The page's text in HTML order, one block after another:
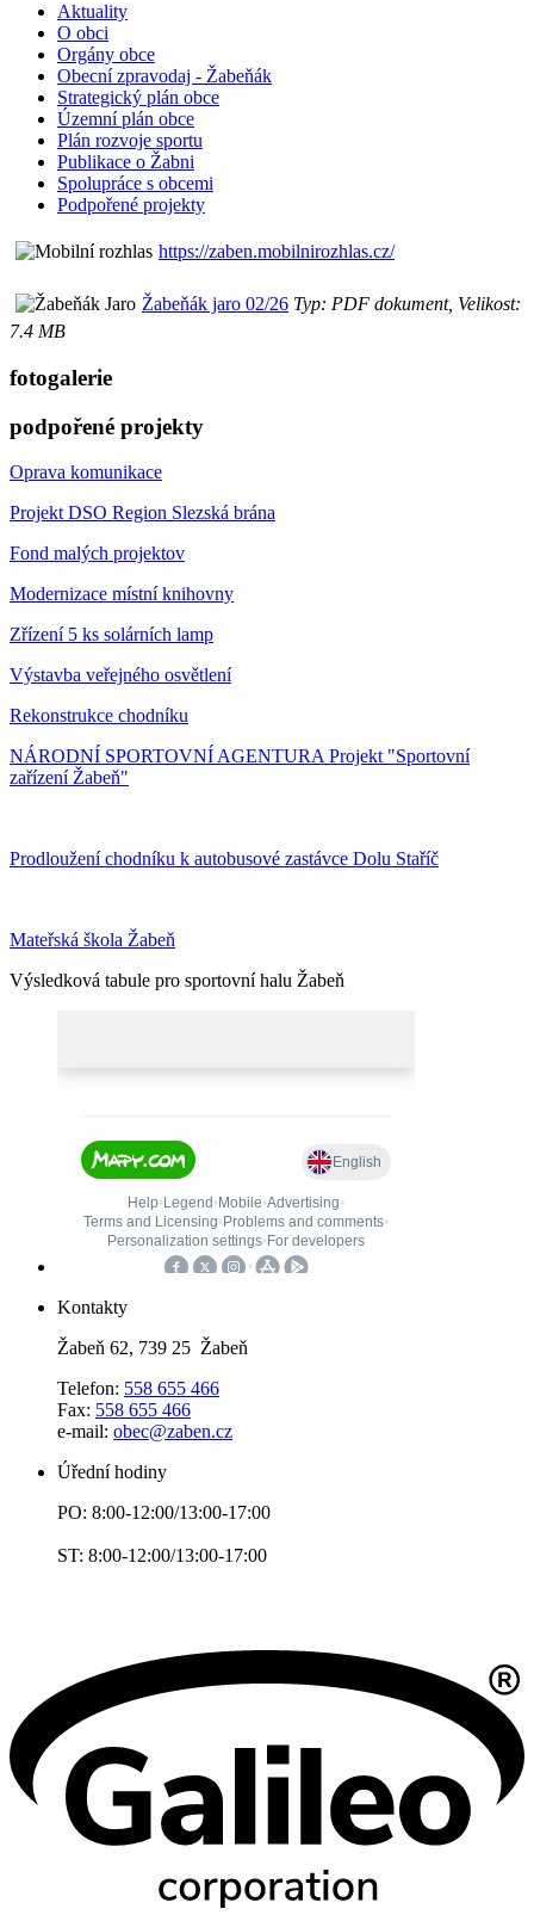
Aktuality
O obci
Orgány obce
Obecní zpravodaj - Žabeňák
Strategický plán obce
Územní plán obce
Plán rozvoje sportu
Publikace o Žabni
Spolupráce s obcemi
Podpořené projekty
https://zaben.mobilnirozhlas.cz/
Žabeňák jaro 02/26 Typ: PDF dokument, Velikost:
7.4 MB
fotogalerie
podpořené projekty
Oprava komunikace
Projekt DSO Region Slezská brána
Fond malých projektov
Modernizace místní knihovny
Zřízení 5 ks solárních lamp
Výstavba veřejného osvětlení
Rekonstrukce chodníku
NÁRODNÍ SPORTOVNÍ AGENTURA Projekt "Sportovní
zařízení Žabeň"
Prodloužení chodníku k autobusové zastávce Dolu Staříč
Mateřská škola Žabeň
Výsledková tabule pro sportovní halu Žabeň
Kontakty
Žabeň 62, 739 25 Žabeň
Telefon: 558 655 466
Fax: 558 655 466
e-mail: obec@zaben.cz
Úřední hodiny
PO: 8:00-12:00/13:00-17:00
ST: 8:00-12:00/13:00-17:00